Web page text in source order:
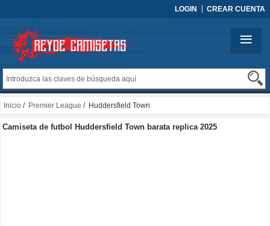
LOGIN CREAR CUENTA
Inicio / Premier League / Huddersfield Town
Camiseta de futbol Huddersfield Town barata replica 2025